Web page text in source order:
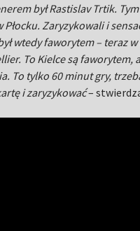
był Rastislav Trtik.
Płocku. Zaryzykowali i
wtedy faworytem – teraz
To Kielce są faworytem,
To tylko 60 minut gry,
i zaryzykować–